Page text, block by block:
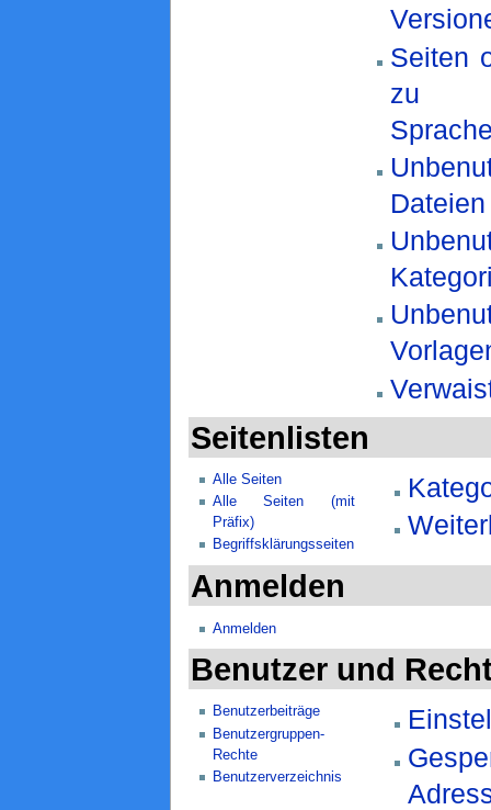
Seiten
zu
Dateien
Seitenlisten
Alle Seiten
Alle Seiten (mit
Präfix)
Begriffsklärungsseiten
Anmelden
Anmelden
Benutzer und
Benutzerbeiträge
Benutzergruppen-
Rechte
Benutzerverzeichnis